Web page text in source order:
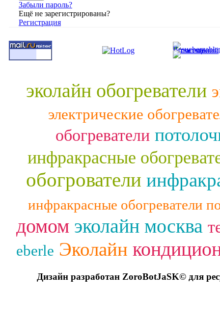
Забыли пароль?
Ещё не зарегистрированы?
Регистрация
эколайн обогреватели
электрические
обогреватели
инфракрасные
обогрователи
инфракрасные обогреватели
домом эколайн москва
eberle Эколайн
Дизайн разработан ZoroBotJaSK© для